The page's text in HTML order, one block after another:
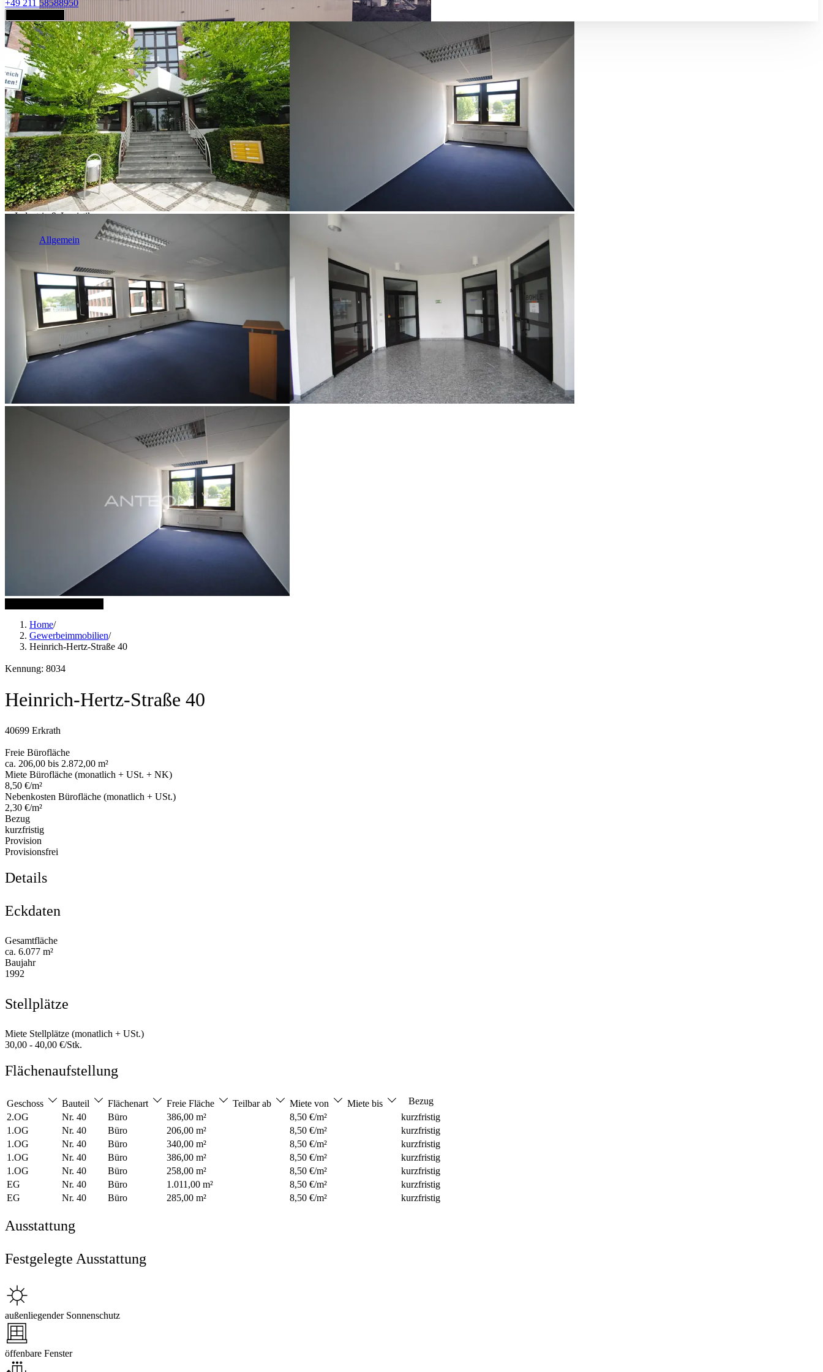
Industrie & Logistik
Allgemein
+49 211 58588950
Home/
Gewerbeimmobilien/
Heinrich-Hertz-Straße 40
Kennung: 8034
Heinrich-Hertz-Straße 40
40699 Erkrath
Freie Bürofläche
ca. 206,00 bis 2.872,00 m²
Miete Bürofläche (monatlich + USt. + NK)
8,50 €/m²
Nebenkosten Bürofläche (monatlich + USt.)
2,30 €/m²
Bezug
kurzfristig
Provision
Provisionsfrei
Details
Eckdaten
Gesamtfläche
ca. 6.077 m²
Baujahr
1992
Stellplätze
Miete Stellplätze (monatlich + USt.)
30,00 - 40,00 €/Stk.
Flächenaufstellung
Geschoss Bauteil Flächenart Freie Fläche Teilbar ab Miete von Miete bis
Bezug
2.OG
Nr. 40 Büro 386,00 m² 8,50 €/m²
kurzfristig
1.OG
Nr. 40 Büro 206,00 m² 8,50 €/m²
kurzfristig
1.OG
Nr. 40 Büro 340,00 m² 8,50 €/m²
kurzfristig
1.OG
Nr. 40 Büro 386,00 m² 8,50 €/m²
kurzfristig
1.OG
Nr. 40 Büro 258,00 m² 8,50 €/m²
kurzfristig
EG
Nr. 40 Büro 1.011,00 m² 8,50 €/m²
kurzfristig
EG
Nr. 40 Büro 285,00 m² 8,50 €/m² kurzfristig
Ausstattung
Festgelegte Ausstattung
außenliegender Sonnenschutz
öffenbare Fenster